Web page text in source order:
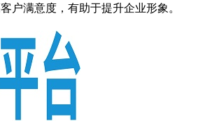
户满意度，有助于提升企业形象。